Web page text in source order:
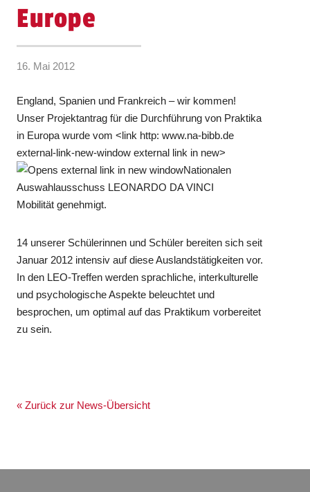
Europe
16. Mai 2012
England, Spanien und Frankreich – wir kommen!
Unser Projektantrag für die Durchführung von Praktika
in Europa wurde vom <link http: www.na-bibb.de
external-link-new-window external link in new>
Nationalen
Auswahlausschuss LEONARDO DA VINCI
Mobilität genehmigt.
14 unserer Schülerinnen und Schüler bereiten sich seit
Januar 2012 intensiv auf diese Auslandstätigkeiten vor.
In den LEO-Treffen werden sprachliche, interkulturelle
und psychologische Aspekte beleuchtet und
besprochen, um optimal auf das Praktikum vorbereitet
zu sein.
« Zurück zur News-Übersicht